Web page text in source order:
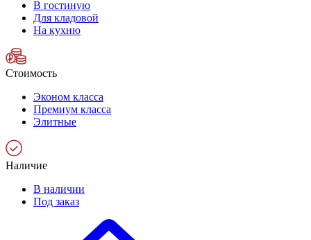
В гостиную
Для кладовой
На кухню
Стоимость
Эконом класса
Премиум класса
Элитные
Наличие
В наличии
Под заказ